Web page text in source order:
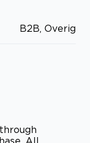
B2B, Overig
All